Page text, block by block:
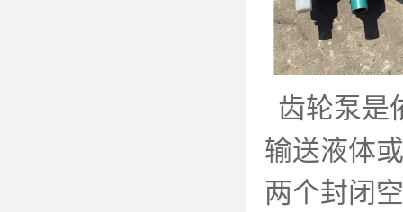
齿轮泵是
输送液体
两个封闭